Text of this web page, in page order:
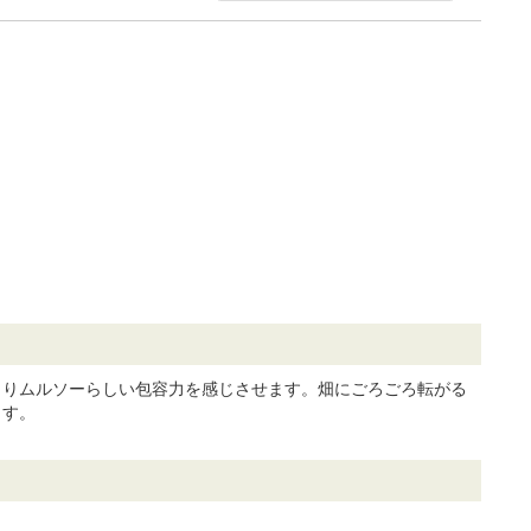
ムルソーらしい包容力を感じさせます。畑にごろごろ転がる
。